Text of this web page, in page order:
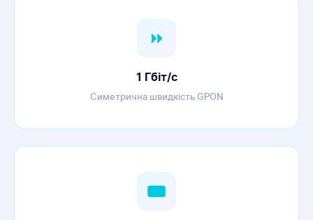
1 Гбіт/с
Симетрична швидкість GPON